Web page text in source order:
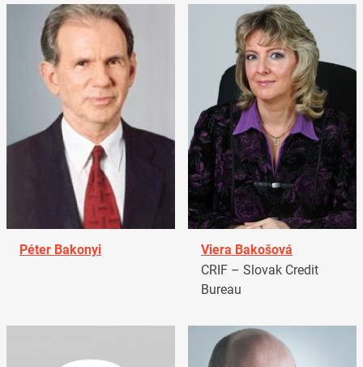
Péter Bakonyi
Viera Bakošová
CRIF – Slovak Credit
Bureau